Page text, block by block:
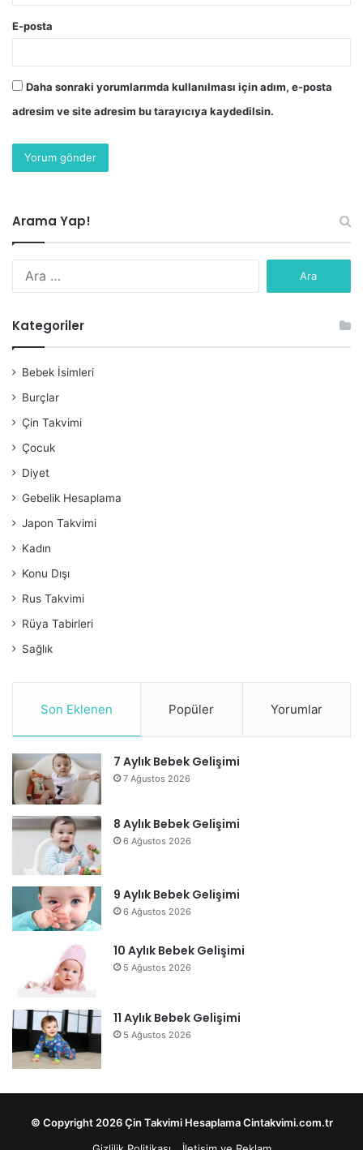
E-posta
Daha sonraki yorumlarımda kullanılması için adım, e-posta
adresim ve site adresim bu tarayıcıya kaydedilsin.
Arama Yap!
Kategoriler
Bebek İsimleri
Burçlar
Çin Takvimi
Çocuk
Diyet
Gebelik Hesaplama
Japon Takvimi
Kadın
Konu Dışı
Rus Takvimi
Rüya Tabirleri
Sağlık
Son Eklenen Popüler Yorumlar
7 Aylık Bebek Gelişimi
7 Ağustos 2026
8 Aylık Bebek Gelişimi
6 Ağustos 2026
9 Aylık Bebek Gelişimi
6 Ağustos 2026
10 Aylık Bebek Gelişimi
5 Ağustos 2026
11 Aylık Bebek Gelişimi
5 Ağustos 2026
© Copyright 2026 Çin Takvimi Hesaplama Cintakvimi.com.tr